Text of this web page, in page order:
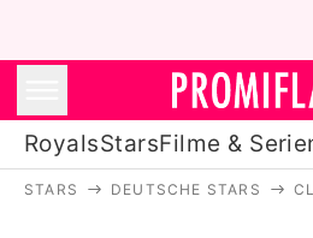
RoyalsStarsFilme &
STARS DEUTSCHE STARS